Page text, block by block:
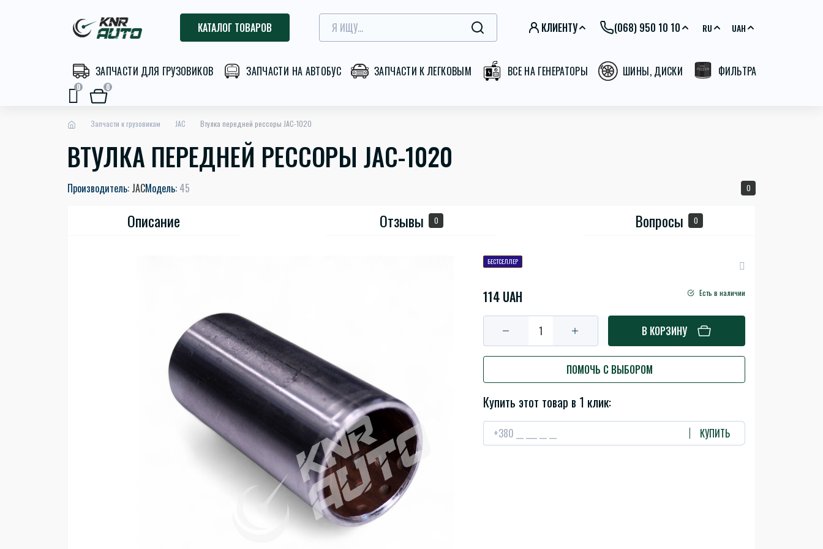
КАТАЛОГ ТОВАРОВ КЛИЕНТУ (068) 950 10 10 RU UAH
ЗАПЧАСТИ ДЛЯ ГРУЗОВИКОВ ЗАПЧАСТИ НА АВТОБУС ЗАПЧАСТИ К ЛЕГКОВЫМ ВСЕ НА ГЕНЕРАТОРЫ ШИНЫ, ДИСКИ ФИЛЬТРА
0 0
Запчасти к грузовикам JAC Втулка передней рессоры JAC-1020
ВТУЛКА ПЕРЕДНЕЙ РЕССОРЫ JAC-1020
Производитель: JACМодель: 45 0
Описание Отзывы 0 Вопросы 0
БЕСТСЕЛЛЕР
114 UAH Есть в наличии
В КОРЗИНУ
ПОМОЧЬ С ВЫБОРОМ
Купить этот товар в 1 клик:
КУПИТЬ